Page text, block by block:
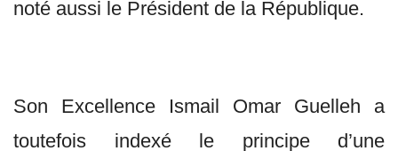
noté aussi le Président de la République.
Son Excellence Ismail Omar Guelleh a
toutefois indexé le principe d’une